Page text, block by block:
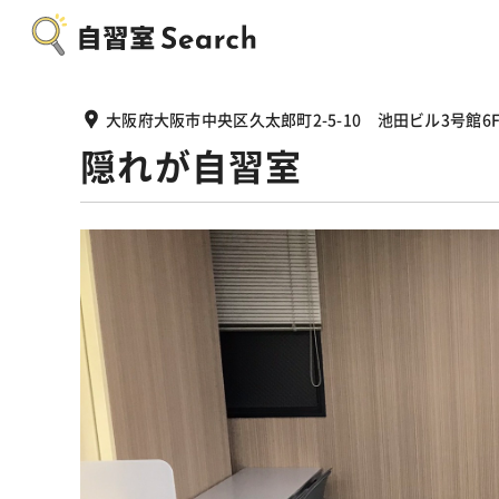
大阪府大阪市中央区久太郎町2-5-10 池田ビル3号館
隠れが自習室